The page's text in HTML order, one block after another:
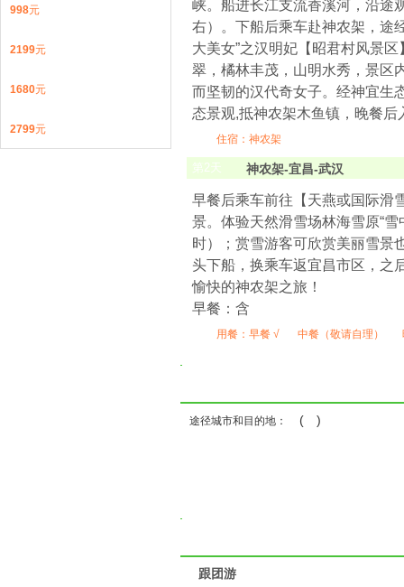
峡。船进长江支流香溪河，沿途
右）。下船后乘车赴神农架，
大美女”之汉明妃【昭君村风景
翠，橘林丰茂，山明水秀，景区
而坚韧的汉代奇女子。经神宜生
态景观,抵神农架木鱼镇，晚餐后
住宿：神农架
第2天 神农架-宜昌-武汉
早餐后乘车前往【天燕或国际滑
景。体验天然滑雪场林海雪原“
时）；赏雪游客可欣赏美丽雪景
头下船，换乘车返宜昌市区，之
愉快的神农架之旅！
早餐：含
用餐： 早餐 √ 中餐（敬请自理）
途径城市和目的地： ( )
跟团游
998元
2199元
1680元
2799元